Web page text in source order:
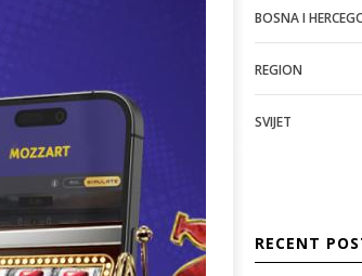
BOSNA I
REGION
SVIJET
RECENT